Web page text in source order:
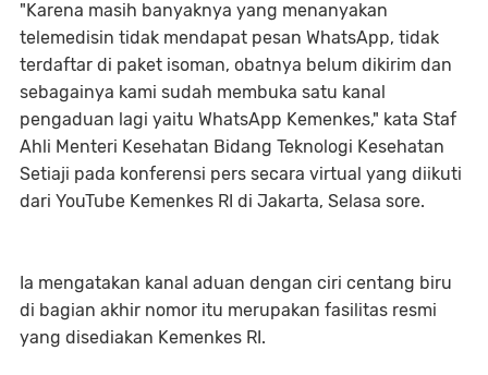
"Karena masih banyaknya yang menanyakan
telemedisin tidak mendapat pesan WhatsApp, tidak
terdaftar di paket isoman, obatnya belum dikirim dan
sebagainya kami sudah membuka satu kanal
pengaduan lagi yaitu WhatsApp Kemenkes," kata Staf
Ahli Menteri Kesehatan Bidang Teknologi Kesehatan
Setiaji pada konferensi pers secara virtual yang diikuti
dari YouTube Kemenkes RI di Jakarta, Selasa sore.
Ia mengatakan kanal aduan dengan ciri centang biru
di bagian akhir nomor itu merupakan fasilitas resmi
yang disediakan Kemenkes RI.